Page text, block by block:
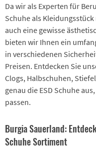
Da wir als Experten für
Schuhe als
auch eine gewisse
bieten wir Ihnen ein
in verschiedenen
Preisen. Entdecken Sie
Clogs, Halbschuhen,
genau die ESD Schuhe
passen.
Burgia Sauerland:
Schuhe Sortiment